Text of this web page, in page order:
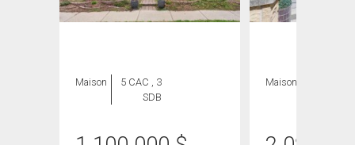
Maison
5 CAC , 3
SDB
Maison